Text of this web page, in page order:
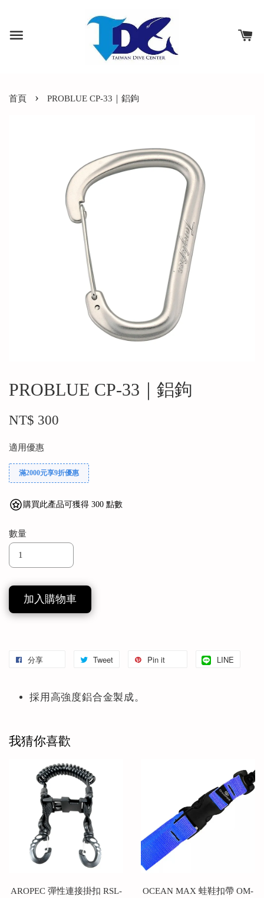
首頁 › PROBLUE CP-33｜鋁鉤
PROBLUE CP-33｜鋁鉤
NT$ 300
適用優惠
滿2000元享9折優惠
購買此產品可獲得 300 點數
數量
加入購物車
分享 Tweet Pin it LINE
採用高強度鋁合金製成。
我猜你喜歡
AROPEC 彈性連接掛扣 RSL-
OCEAN MAX 蛙鞋扣帶 OM-